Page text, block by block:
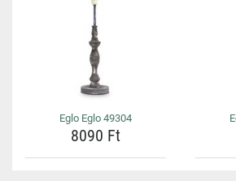
Eglo Eglo 49304
8090 Ft